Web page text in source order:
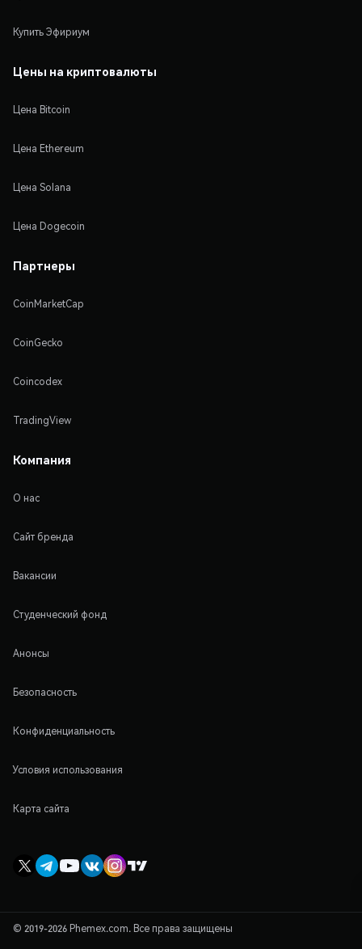
Купить Эфириум
Цены на криптовалюты
Цена Bitcoin
Цена Ethereum
Цена Solana
Цена Dogecoin
Партнеры
CoinMarketCap
CoinGecko
Coincodex
TradingView
Компания
О нас
Сайт бренда
Вакансии
Студенческий фонд
Анонсы
Безопасность
Конфиденциальность
Условия использования
Карта сайта
© 2019-2026 Phemex.com. Все права защищены